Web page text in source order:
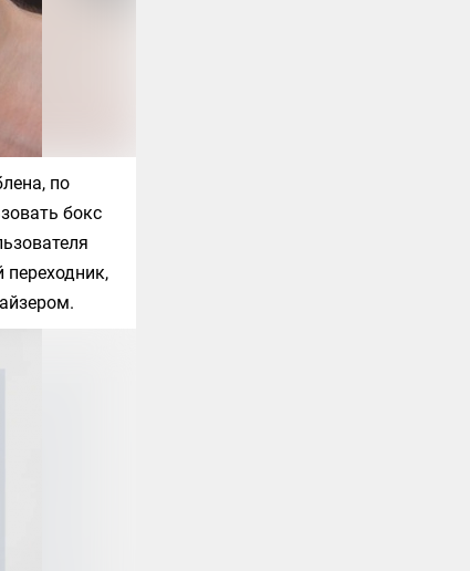
по
бокс
переходник,